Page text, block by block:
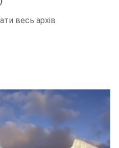
весь архів